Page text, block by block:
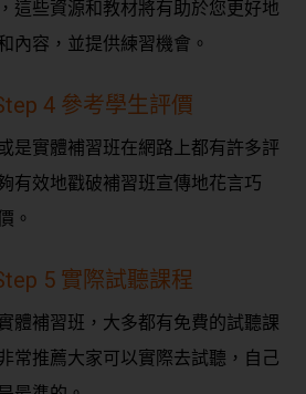
這些資源和教材將有助於您更好地
內容，並提供練習機會。
4 參考學生評價
是實體補習班在網路上都有許多評
有效地戳破補習班宣傳地花言巧
。
5 實際試聽課程
體補習班，大多都有免費的試聽課
常推薦大家可以實際去試聽，自己